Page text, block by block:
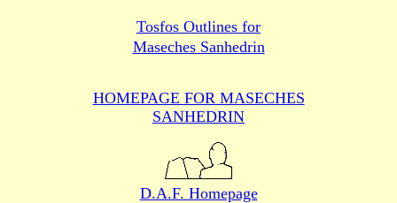
Tosfos Outlines for
Maseches Sanhedrin
HOMEPAGE FOR MASECHES
SANHEDRIN
D.A.F. Homepage